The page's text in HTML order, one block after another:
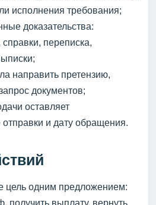
исполнения требования;
доказательства:
переписка,
направить претензию,
документов;
оставляет
и дату обращения.
цель одним предложением:
получить выплату, вернуть